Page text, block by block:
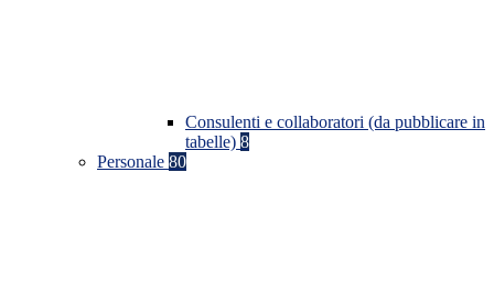
Consulenti e collaboratori (da pubblicare in
tabelle) 8
Personale 80